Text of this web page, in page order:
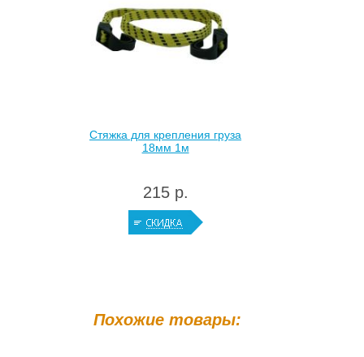
Похожие товары:
Стяжка для крепления груза
18мм 1м
215 р.